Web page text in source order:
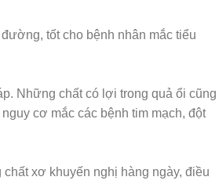
tốt cho bệnh nhân mắc tiểu
Những chất có lợi trong quả ổi cũng
cơ mắc các bệnh tim mạch, đột
xơ khuyến nghị hàng ngày, điều